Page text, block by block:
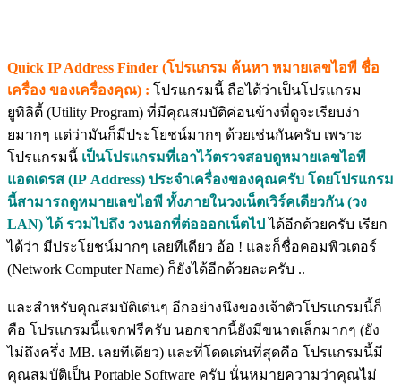
Quick IP Address Finder (โปรแกรม ค้นหา หมายเลขไอพี ชื่อ
เครื่อง ของเครื่องคุณ) : โปรแกรมนี้ ถือได้ว่าเป็นโปรแกรม
ยูทิลิตี้ (Utility Program) ที่มีคุณสมบัติค่อนข้างที่ดูจะเรียบง่า
ยมากๆ แต่ว่ามันก็มีประโยชน์มากๆ ด้วยเช่นกันครับ เพราะ
โปรแกรมนี้ เป็นโปรแกรมที่เอาไว้ตรวจสอบดูหมายเลขไอพี
แอดเดรส (IP Address) ประจำเครื่องของคุณครับ โดยโปรแกรม
นี้สามารถดูหมายเลขไอพี ทั้งภายในวงเน็ตเวิร์คเดียวกัน (วง
LAN) ได้ รวมไปถึง วงนอกที่ต่อออกเน็ตไป ได้อีกด้วยครับ เรียก
ได้ว่า มีประโยชน์มากๆ เลยทีเดียว อ้อ ! และก็ชื่อคอมพิวเตอร์
(Network Computer Name) ก็ยังได้อีกด้วยละครับ ..
และสำหรับคุณสมบัติเด่นๆ อีกอย่างนึงของเจ้าตัวโปรแกรมนี้ก็
คือ โปรแกรมนี้แจกฟรีครับ นอกจากนี้ยังมีขนาดเล็กมากๆ (ยัง
ไม่ถึงครึ่ง MB. เลยทีเดียว) และที่โดดเด่นที่สุดคือ โปรแกรมนี้มี
คุณสมบัติเป็น Portable Software ครับ นั่นหมายความว่าคุณไม่